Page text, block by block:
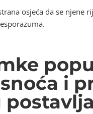
osjeća da se njene
i